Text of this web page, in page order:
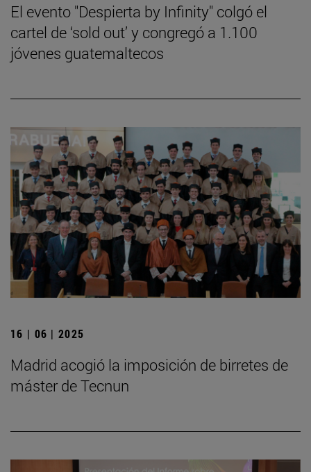
El evento "Despierta by Infinity" colgó el
cartel de ‘sold out’ y congregó a 1.100
jóvenes guatemaltecos
16 | 06 | 2025
Madrid acogió la imposición de birretes de
máster de Tecnun